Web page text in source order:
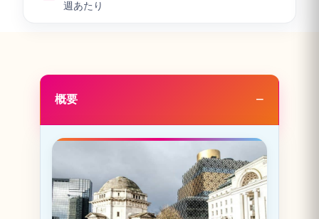
週あたり
概要